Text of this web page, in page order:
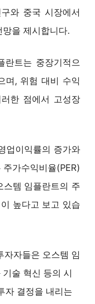
와 중국 시장에서
을 제시합니다.
란트는 중장기적으
며, 위험 대비 수익
한 점에서 고성장
업이익률의 증가와
가수익비율(PER)
스템 임플란트의 주
높다고 보고 있습
자자들은 오스템 임
술 혁신 등의 시
자 결정을 내리는